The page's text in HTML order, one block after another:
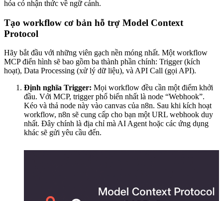
hóa có nhận thức về ngữ cảnh.
Tạo workflow cơ bản hỗ trợ Model Context
Protocol
Hãy bắt đầu với những viên gạch nền móng nhất. Một workflow
MCP điển hình sẽ bao gồm ba thành phần chính: Trigger (kích
hoạt), Data Processing (xử lý dữ liệu), và API Call (gọi API).
Định nghĩa Trigger: Mọi workflow đều cần một điểm khởi
đầu. Với MCP, trigger phổ biến nhất là node “Webhook”.
Kéo và thả node này vào canvas của n8n. Sau khi kích hoạt
workflow, n8n sẽ cung cấp cho bạn một URL webhook duy
nhất. Đây chính là địa chỉ mà AI Agent hoặc các ứng dụng
khác sẽ gửi yêu cầu đến.